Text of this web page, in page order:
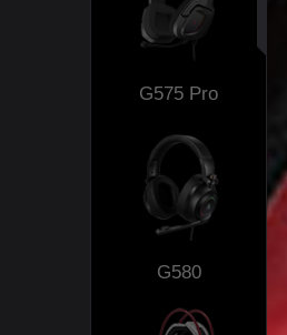
G575 Pro
G580